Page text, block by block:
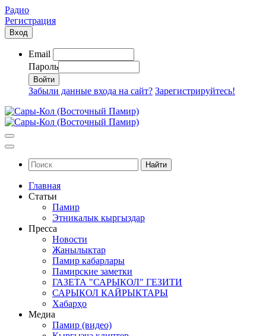
Радио
Регистрация
Вход
Email
Пароль
Забыли данные входа на сайт? Зарегистрируйтесь!
Найти
Главная
Статьи
Памир
Этникалык кыргыздар
Пресса
Новости
Жанылыктар
Памир кабарлары
Памирские заметки
ГАЗЕТА "САРЫКОЛ" ГЕЗИТИ
САРЫКОЛ КАЙРЫКТАРЫ
Хабарҳо
Медиа
Памир (видео)